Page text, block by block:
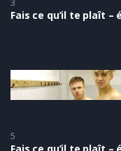
3
5